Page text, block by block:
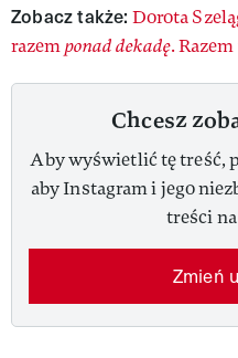
Zobacz także: Dorota
razemponad dekadę.
Chcesz
Aby wyświetlić tę treść,
aby Instagram i jego
treści
Zmień